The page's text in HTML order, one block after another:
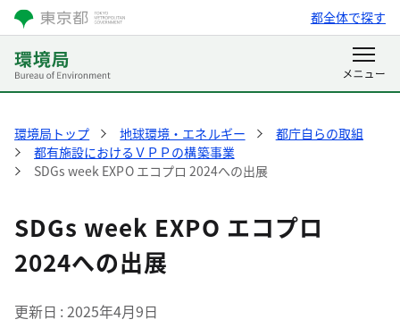
都全体で探す
環境局トップ 地球環境・エネルギー
都庁自らの取組
都有施設におけるＶＰＰの構築事業
SDGs week EXPO エコプロ 2024への出展
SDGs week EXPO エコプロ
2024への出展
更新日 2025年4月9日